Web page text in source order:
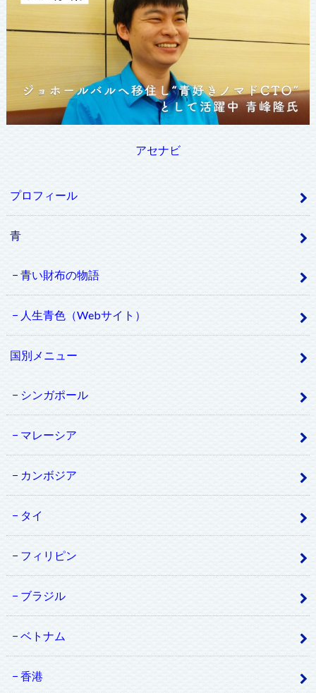
アセナビ
プロフィール
青
青い財布の物語
人生青色（Webサイト）
国別メニュー
シンガポール
マレーシア
カンボジア
タイ
フィリピン
ブラジル
ベトナム
香港